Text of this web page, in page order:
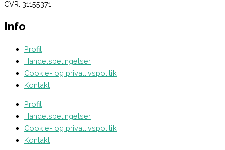
CVR. 31155371
Info
Profil
Handelsbetingelser
Cookie- og privatlivspolitik
Kontakt
Profil
Handelsbetingelser
Cookie- og privatlivspolitik
Kontakt